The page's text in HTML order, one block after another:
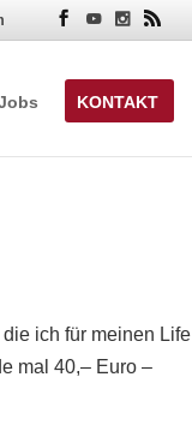
 
KONTAKT
ich für meinen Life
mal 40,– Euro –